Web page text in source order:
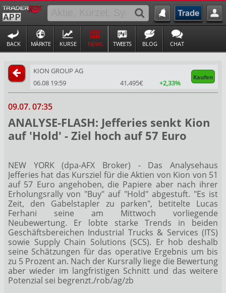
BACK MÄRKTE KURSE NEWS TWEETS BLOG CHAT
KION GROUP AG
Kaufen
06.08 19:59 41,495€ +2,33%
09.07. 07:35
ANALYSE-FLASH: Jefferies senkt Kion
auf 'Hold' - Ziel hoch auf 57 Euro
NEW YORK (dpa-AFX Broker) - Das Analysehaus
Jefferies hat das Kursziel für die Aktien von Kion von 51
auf 57 Euro angehoben, die Papiere aber nach ihrer
Erholungsrally von "Buy" auf "Hold" abgestuft. "Es ist
Zeit, den Gabelstapler zu parken", betitelte Lucas
Ferhani seine am Mittwoch vorliegende
Neubewertung. Er lobte starke Trends in beiden
Geschäftsbereichen Industrial Trucks & Services (ITS)
sowie Supply Chain Solutions (SCS). Er hob deshalb
seine Schätzungen für das operative Ergebnis um bis
zu 5 Prozent an. Nach der Kursrally liege die Bewertung
aber wieder im langfristigen Schnitt und das weitere
Potenzial sei begrenzt./rob/ag/zb